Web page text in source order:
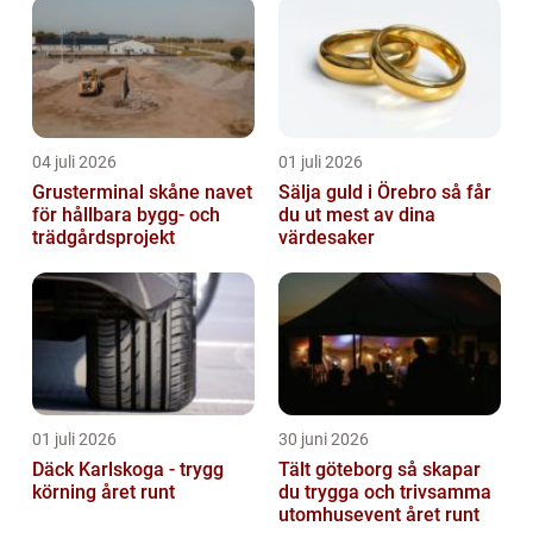
04 juli 2026
Grusterminal skåne navet
för hållbara bygg- och
trädgårdsprojekt
01 juli 2026
Sälja guld i Örebro så får
du ut mest av dina
värdesaker
01 juli 2026
Däck Karlskoga - trygg
körning året runt
30 juni 2026
Tält göteborg så skapar
du trygga och trivsamma
utomhusevent året runt